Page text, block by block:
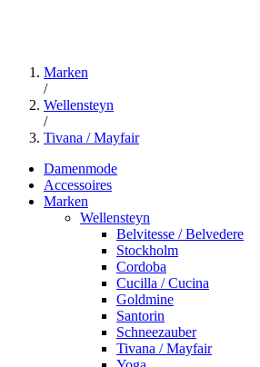
Marken
/
Wellensteyn
/
Tivana / Mayfair
Damenmode
Accessoires
Marken
Wellensteyn
Belvitesse / Belvedere
Stockholm
Cordoba
Cucilla / Cucina
Goldmine
Santorin
Schneezauber
Tivana / Mayfair